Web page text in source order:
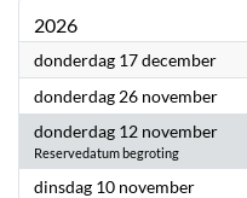
2026
donderdag 17 december2026
donderdag 26 november2026
donderdag 12 november2026
Reservedatum begroting
dinsdag 10 november2026